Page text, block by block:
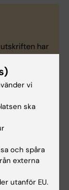
har
ska kunna
sedan
för
byta till
vi
ska
och spåra
externa
utanför EU.